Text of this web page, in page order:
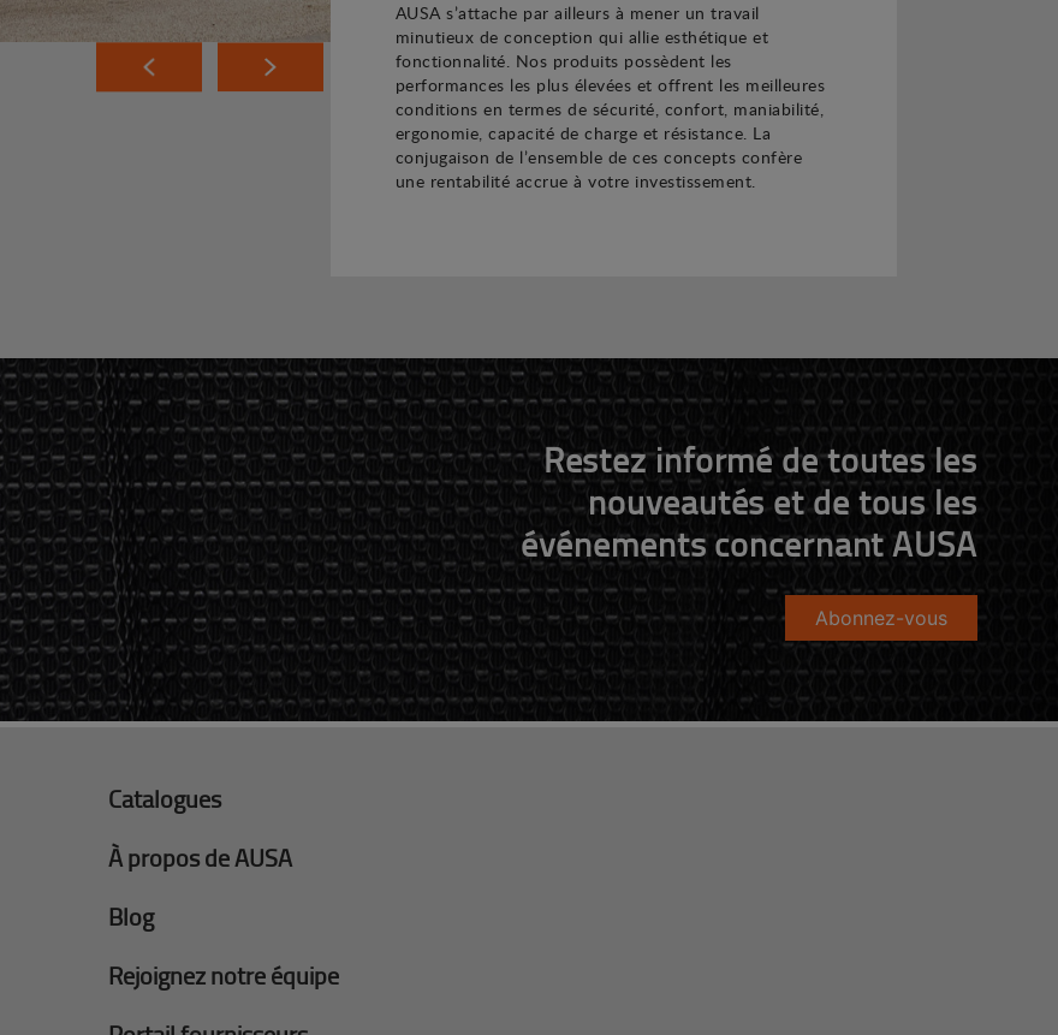
AUSA s’attache par ailleurs à mener un travail
minutieux de conception qui allie esthétique et
fonctionnalité. Nos produits possèdent les
performances les plus élevées et offrent les meilleures
conditions en termes de sécurité, confort, maniabilité,
ergonomie, capacité de charge et résistance. La
conjugaison de l’ensemble de ces concepts confère
une rentabilité accrue à votre investissement.
Restez informé de toutes les
nouveautés et de tous les
événements concernant AUSA
Abonnez-vous
Catalogues
À propos de AUSA
Blog
Rejoignez notre équipe